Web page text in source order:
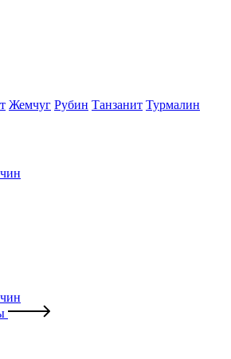
Жемчуг Рубин Танзанит Турмалин